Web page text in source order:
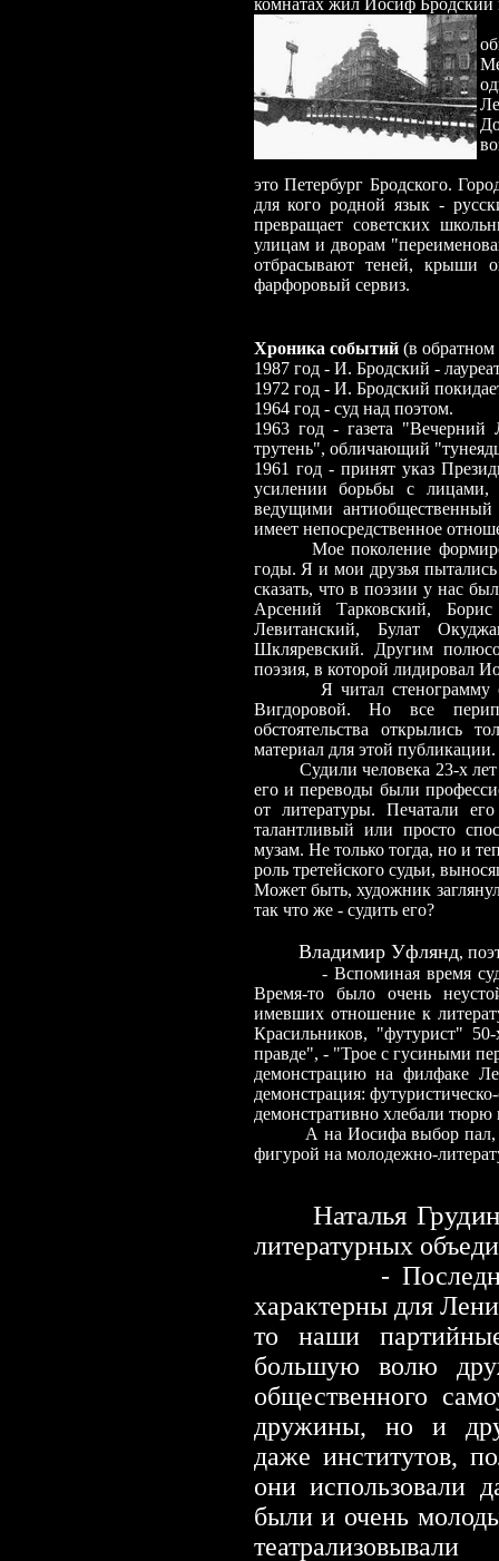
комнатах жил Иосиф Бродский
это Петербург Бродского.
для кого родной язык -
превращает советских
улицам и дворам
отбрасывают теней, крыши
фарфоровый сервиз.
Хроника событий(в обратном
1987 год -И. Бродский -
1972 год -И. Бродский
1964 год -суд над поэтом.
1963 год -газета "Вечерний
трутень", обличающий
1961 год -принят указ
усилении борьбы с лицами,
ведущими
имеет непосредственное
Мое поколение
годы. Я и мои друзья пытались
сказать, что в поэзии у нас
Арсений Тарковский,
Левитанский, Булат
Шкляревский. Другим
поэзия, в которой лидировал
Я читал
Вигдоровой. Но все
обстоятельства открылись
материал для этой публикации.
Судили человека 23-х
его и переводы были
от литературы. Печатали
талантливый или просто
музам. Не только тогда, но и
роль третейского судьи,
Может быть, художник
так что же -судить его?
Владимир Уфлянд,
-Вспоминая время
Время-то было очень
имевших отношение к
Красильников, "футурист"
правде", -"Трое с гусиными
демонстрацию на филфаке
демонстрация:
демонстративно хлебали
А на Иосифа выбор пал,
фигурой на молодежно-
Наталья
литературных
- Последние
характерны для
то наши
большую волю
общественного
дружины, но и
даже институтов,
они использовали
были и очень